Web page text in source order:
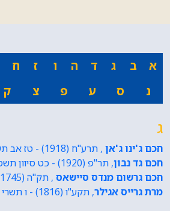
א ב ג ד ה ו ז ח
נ
ס ע פ צ ק
ג
חכם ג'ינו ג'אן , תרע"ח (1918) - טז אב תשס"ח (2008)
חכם גד נבון, תר"פ (1920) - כט סיוון תשס"ו (2006)
חכם גרשום מנדס סיישאס , תק"ה (1745) - ו תמוז תקע"ו (1816)
מרת גרייס אגילר, תקע"ו (1816) - ו תשרי תר"ח (1847)